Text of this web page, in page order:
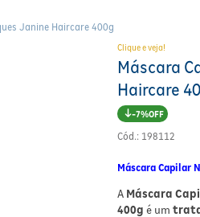
Janine Haircare 400g
Clique e veja!
Máscara
Haircare
7%
Cód.: 198112
Máscara Capilar
A Máscara
400g é um